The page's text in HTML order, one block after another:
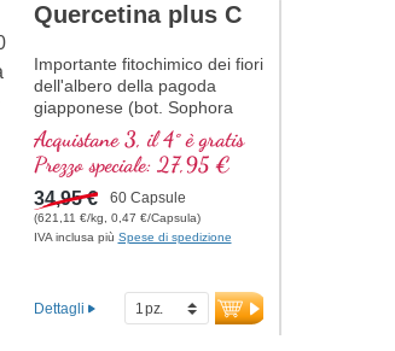
Quercetina plus C
Importante fitochimico dei fiori
dell'albero della pagoda
giapponese (bot. Sophora
japonica) con quercetina pura
al 95% combinata con
vitamina C adatta allo
stomaco.
Acquistane 3, il 4° è gratis
Prezzo speciale: 27,95 €
34,95 € 60 Capsule
(621,11 €/kg, 0,47 €/Capsula)
IVA inclusa più Spese di spedizione
Dettagli